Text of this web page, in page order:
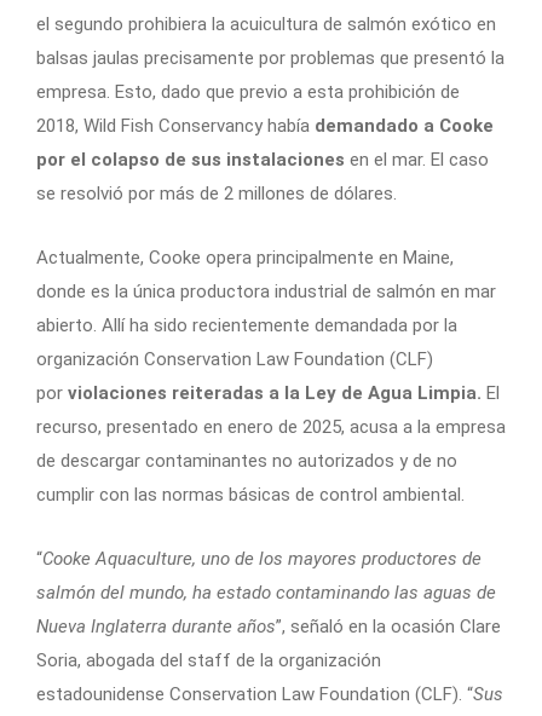
el segundo prohibiera la acuicultura de salmón exótico en
balsas jaulas precisamente por problemas que presentó la
empresa. Esto, dado que previo a esta prohibición de
2018, Wild Fish Conservancy había demandado a Cooke
por el colapso de sus instalaciones en el mar. El caso
se resolvió por más de 2 millones de dólares.
Actualmente, Cooke opera principalmente en Maine,
donde es la única productora industrial de salmón en mar
abierto. Allí ha sido recientemente demandada por la
organización Conservation Law Foundation (CLF)
por violaciones reiteradas a la Ley de Agua Limpia. El
recurso, presentado en enero de 2025, acusa a la empresa
de descargar contaminantes no autorizados y de no
cumplir con las normas básicas de control ambiental.
“Cooke Aquaculture, uno de los mayores productores de
salmón del mundo, ha estado contaminando las aguas de
Nueva Inglaterra durante años”, señaló en la ocasión Clare
Soria, abogada del staff de la organización
estadounidense Conservation Law Foundation (CLF). “Sus